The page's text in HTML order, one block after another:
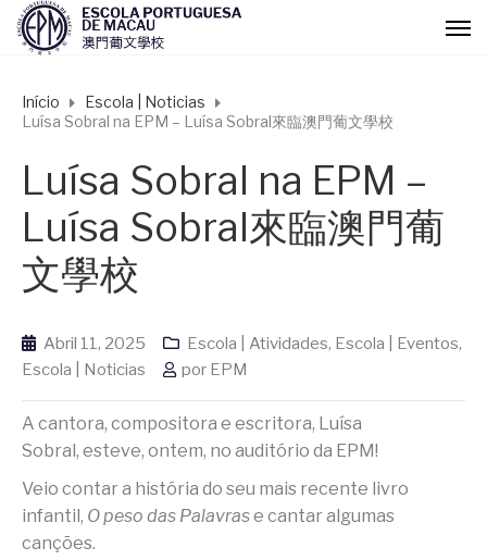
Início
Escola | Noticias
Luísa Sobral na EPM – Luísa Sobral來臨澳門葡文學校
Luísa Sobral na EPM –
Luísa Sobral來臨澳門葡
文學校
Abril 11, 2025 Escola | Atividades, Escola | Eventos,
Escola | Noticias
por EPM
A cantora, compositora e escritora, Luísa
Sobral, esteve, ontem, no auditório da EPM!
Veio contar a história do seu mais recente livro
infantil, O peso das Palavrase cantar algumas
canções.